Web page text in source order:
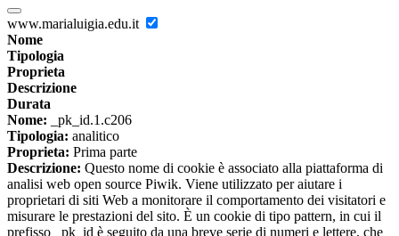
www.marialuigia.edu.it
Nome
Tipologia
Proprieta
Descrizione
Durata
Nome: _pk_id.1.c206
Tipologia: analitico
Proprieta: Prima parte
Descrizione: Questo nome di cookie è associato alla piattaforma di
analisi web open source Piwik. Viene utilizzato per aiutare i
proprietari di siti Web a monitorare il comportamento dei visitatori e
misurare le prestazioni del sito. È un cookie di tipo pattern, in cui il
prefisso _pk_id è seguito da una breve serie di numeri e lettere, che